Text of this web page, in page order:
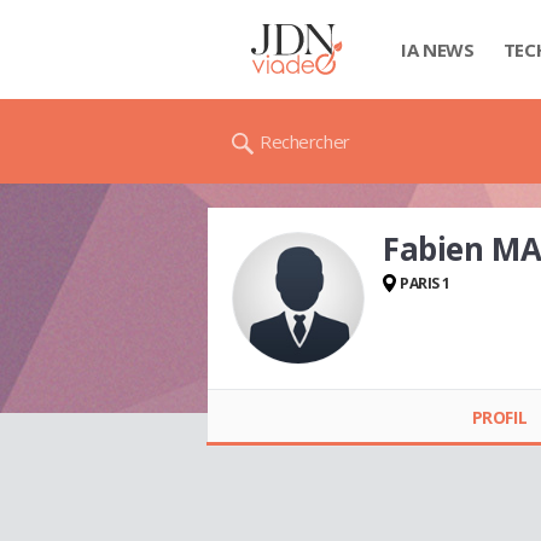
IA NEWS
Rechercher
Fabien
PARIS 1
PROFIL